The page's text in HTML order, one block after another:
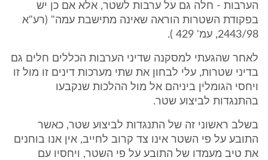
הערבות - חלה גם על ערבות לשטר, אלא אם כן יש
בפקודת השטרות הוראה שאינה מתישבת עמה" (רע"א
2443/98, עמ' 429 ).
לאחר שהגעתי למסקנה שדיני הערבות הכללים חלים גם
בדיני שטרות, עלי לבחון את שתי מערכות דינים זו מול זו
ויחסי הגומלין ביניהם אל מול ההלכות שנקבעו
בהתנגדות לביצוע שטר.
בשלב ראשוני זה של התנגדות לביצוע שטר, כאשר
התובע על פי השטר אינו צד קרוב לחייב, אין אנו בוחנים
את טיב מעמדו של התובע על פי השטר, ויחסיו עם